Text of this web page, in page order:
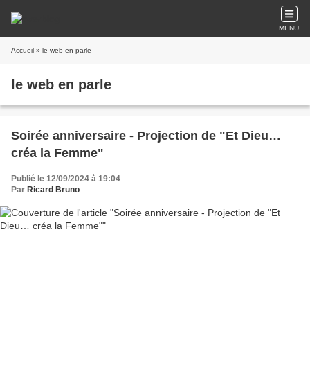
MENU
Accueil » le web en parle
le web en parle
Soirée anniversaire - Projection de "Et Dieu…
créa la Femme"
Publié le 12/09/2024 à 19:04
Par Ricard Bruno